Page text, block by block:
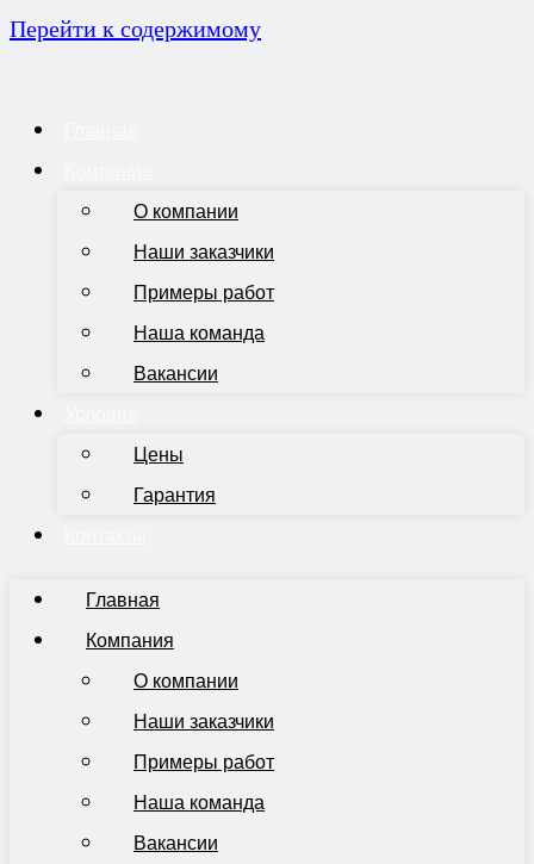
Перейти к содержимому
О компании
Наши заказчики
Примеры работ
Наша команда
Вакансии
Цены
Гарантия
Главная
Компания
О компании
Наши заказчики
Примеры работ
Наша команда
Вакансии